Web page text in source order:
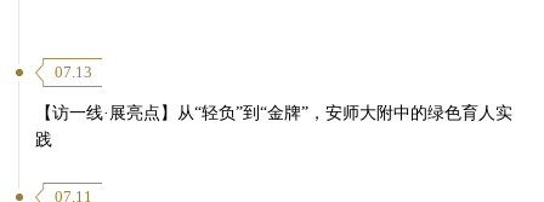
07.13
【访一线·展亮点】从“轻负”到“金牌”，安师大附中的绿色育人实
践
07.11